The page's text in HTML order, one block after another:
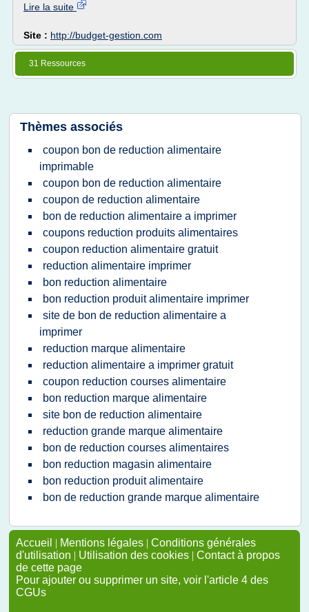
Lire la suite
Site : http://budget-gestion.com
31 Ressources
Thèmes associés
coupon bon de reduction alimentaire
imprimable
coupon bon de reduction alimentaire
coupon de reduction alimentaire
bon de reduction alimentaire a imprimer
coupons reduction produits alimentaires
coupon reduction alimentaire gratuit
reduction alimentaire imprimer
bon reduction alimentaire
bon reduction produit alimentaire imprimer
site de bon de reduction alimentaire a
imprimer
reduction marque alimentaire
reduction alimentaire a imprimer gratuit
coupon reduction courses alimentaire
bon reduction marque alimentaire
site bon de reduction alimentaire
reduction grande marque alimentaire
bon de reduction courses alimentaires
bon reduction magasin alimentaire
bon reduction produit alimentaire
bon de reduction grande marque alimentaire
Accueil | Mentions légales | Conditions générales
d'utilisation | Utilisation des cookies | Contact à propos
de cette page
Pour ajouter ou supprimer un site, voir l'article 4 des
CGUs